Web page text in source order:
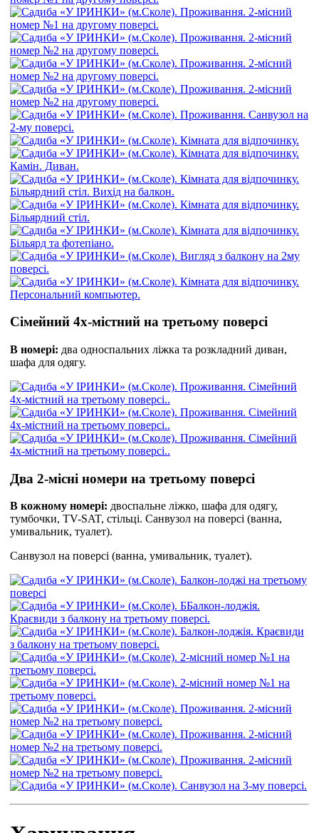
Сімейний 4х-містний на третьому поверсі
В номері: два односпальних ліжка та розкладний диван,
шафа для одягу.
Два 2-місні номери на третьому поверсі
В кожному номері: двоспальне ліжко, шафа для одягу,
тумбочки, TV-SAT, стільці. Санвузол на поверсі (ванна,
умивальник, туалет).
Санвузол на поверсі (ванна, умивальник, туалет).